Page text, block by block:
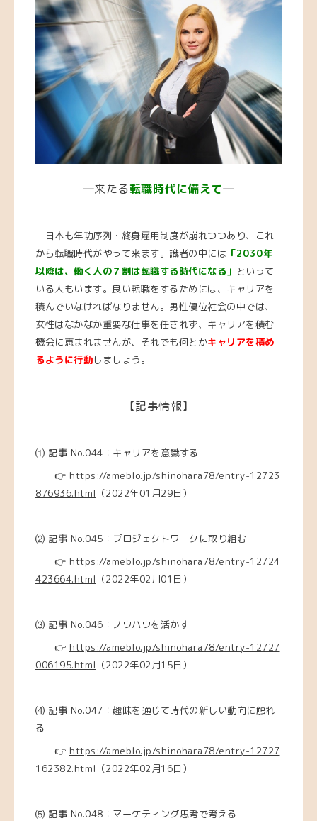
―来たる転職時代に備えて―
日本も年功序列・終身雇用制度が崩れつつあり、これ
から転職時代がやって来ます。識者の中には 「2030年
以降は、 働く人の７割は転職する時代になる」 といって
いる人もいます。良い転職をするためには、キャリアを
積んでいなければなりません。男性優位社会の中では、
女性はなかなか重要な仕事を任されず、キャリアを積む
機会に恵まれませんが、それでも何とかキャリアを積め
るように行動しましょう。
【記事情報】
⑴ 記事 No.044：キャリアを意識する
👉 https://ameblo.jp/shinohara78/entry-12723
876936.html （2022年01月29日）
⑵ 記事 No.045：プロジェクトワークに取り組む
👉 https://ameblo.jp/shinohara78/entry-12724
423664.html （2022年02月01日）
⑶ 記事 No.046：ノウハウを活かす
👉 https://ameblo.jp/shinohara78/entry-12727
006195.html （2022年02月15日）
⑷ 記事 No.047：趣味を通じて時代の新しい動向に触れ
る
👉 https://ameblo.jp/shinohara78/entry-12727
162382.html （2022年02月16日）
⑸ 記事 No.048：マーケティング思考で考える